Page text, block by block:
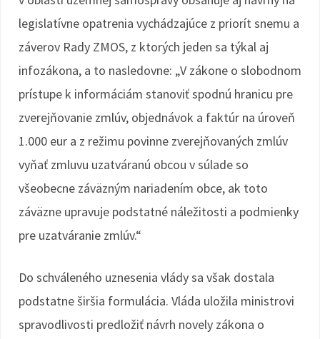
legislatívne opatrenia vychádzajúce z priorít snemu a
záverov Rady ZMOS, z ktorých jeden sa týkal aj
infozákona, a to nasledovne: „V zákone o slobodnom
prístupe k informáciám stanoviť spodnú hranicu pre
zverejňovanie zmlúv, objednávok a faktúr na úroveň
1.000 eur a z režimu povinne zverejňovaných zmlúv
vyňať zmluvu uzatváranú obcou v súlade so
všeobecne záväzným nariadením obce, ak toto
záväzne upravuje podstatné náležitosti a podmienky
pre uzatváranie zmlúv.“
Do schváleného uznesenia vlády sa však dostala
podstatne širšia formulácia. Vláda uložila ministrovi
spravodlivosti predložiť návrh novely zákona o